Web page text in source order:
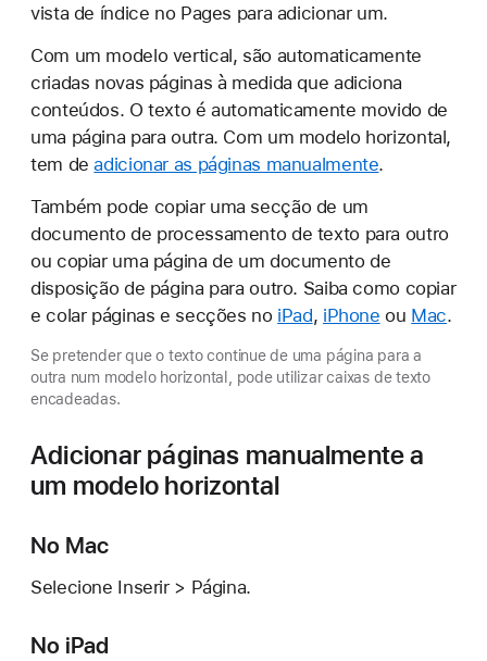
vista de índice no Pages para adicionar um.
Com um modelo vertical, são automaticamente
criadas novas páginas à medida que adiciona
conteúdos. O texto é automaticamente movido de
uma página para outra. Com um modelo horizontal,
tem deadicionar as páginas manualmente.
Também pode copiar uma secção de um
documento de processamento de texto para outro
ou copiar uma página de um documento de
disposição de página para outro. Saiba como copiar
e colar páginas e secções no iPad, iPhone ou Mac.
Se pretender que o texto continue de uma página para a
outra num modelo horizontal, pode utilizar caixas de texto
encadeadas.
Adicionar páginas manualmente a
um modelo horizontal
No Mac
Selecione Inserir > Página.
No iPad